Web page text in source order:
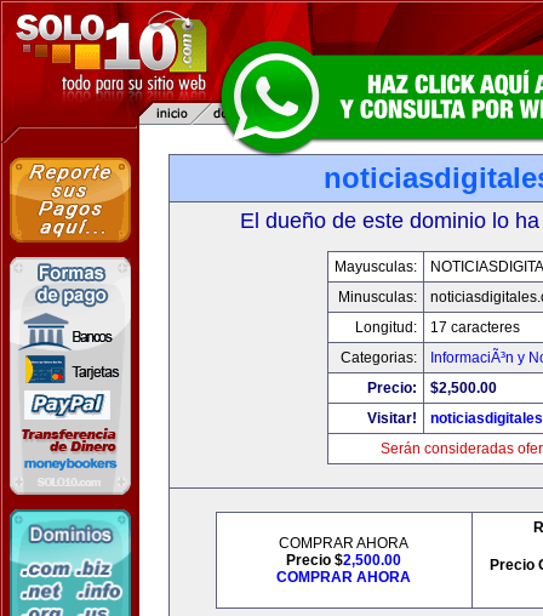
El dueño de este dominio lo
Mayusculas:
Minusculas:
Longitud:
17 caracteres
Categorias:
InformaciÃ³n y
Precio:
$2,500.00
Visitar!
Serán consideradas
COMPRAR AHORA
Precio $2,500.00
COMPRAR AHORA
Precio